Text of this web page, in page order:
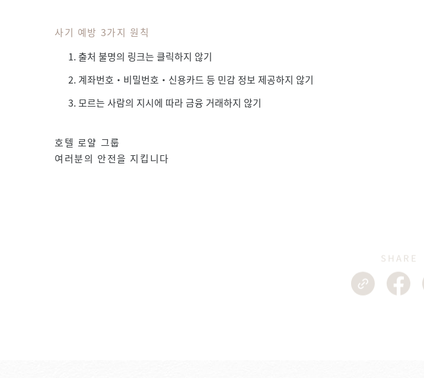
사기 예방 3가지 원칙
출처 불명의 링크는 클릭하지 않기
계좌번호·비밀번호·신용카드 등 민감 정보 제공하지 않기
모르는 사람의 지시에 따라 금융 거래하지 않기
호텔 로얄 그룹
여러분의 안전을 지킵니다